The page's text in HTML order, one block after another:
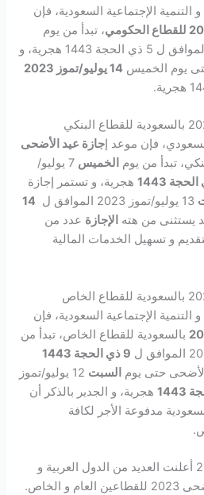
التنمية الإجتماعية السعودية، فإن
، تبدأ من يوم
الموافق ل 5 ذي الحجة 1443 هجرية، و
يوم الخميس14 يوليو/تموز 2023
فإن موعد إجازة عيد الأضحى
تبدأ من يوم الخميس
7 يوليو/
هجرية، و تستمر إجازة
14
يستثنى من هته الإجازة عدد من
و تسهيل الخدمات المالية
التنمية الإجتماعية السعودية، فإن
بالسعودية للقطاع الخاص، تبدأ من
9 ذي الحجة 1443
حتى يوم السبت
12 يوليو/تموز
هجرية، و الجدير بالذكر أن
عيد الأضحى 2023 بالسعودية مدفوعة الأجر لكافة
و بمناسبة عيد الأضحى 2023 أعلنت العديد من الدول العربية و
الخاص.